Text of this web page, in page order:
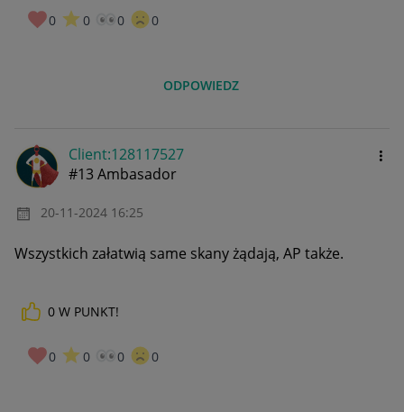
0 0 0 0
ODPOWIEDZ
Client:128117527
#13 Ambasador
‎20-11-2024 16:25
Wszystkich załatwią same skany żądają, AP także.
0 W PUNKT!
0 0 0 0